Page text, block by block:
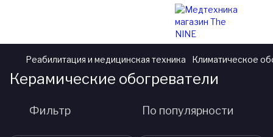
Реабилитация и медицинская техника Климатическое
Керамические обогреватели
Фильтр По популярности